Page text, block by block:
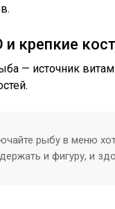
и крепкие
— источник
рыбу в меню
и фигуру, и